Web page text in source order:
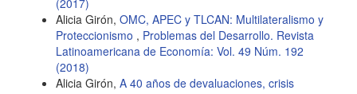
Alicia Girón, OMC, APEC y TLCAN: Multilateralismo y
Proteccionismo , Problemas del Desarrollo. Revista
Latinoamericana de Economía: Vol. 49 Núm. 192
(2018)
Alicia Girón, A 40 años de devaluaciones, crisis